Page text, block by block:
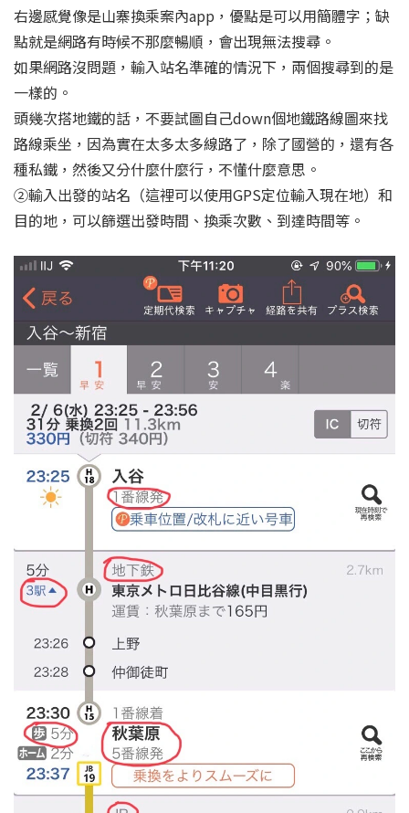
右邊感覺像是山寨換乘案內app，優點是可以用簡體字；缺
點就是網路有時候不那麼暢順，會出現無法搜尋。
如果網路沒問題，輸入站名準確的情況下，兩個搜尋到的是
一樣的。
頭幾次搭地鐵的話，不要試圖自己down個地鐵路線圖來找
路線乘坐，因為實在太多太多線路了，除了國營的，還有各
種私鐵，然後又分什麼什麼行，不懂什麼意思。
②輸入出發的站名（這裡可以使用GPS定位輸入現在地）和
目的地，可以篩選出發時間、換乘次數、到達時間等。